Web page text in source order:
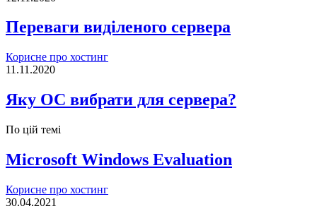
Переваги виділеного сервера
Корисне про хостинг
11.11.2020
Яку ОС вибрати для сервера?
По цій темі
Microsoft Windows Evaluation
Корисне про хостинг
30.04.2021